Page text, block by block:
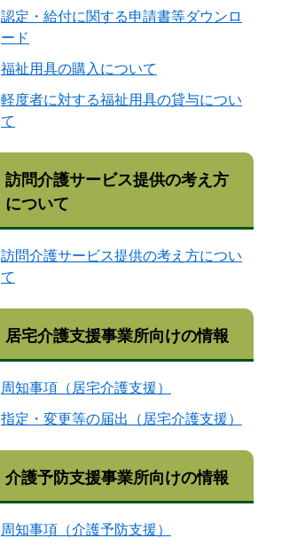
認定・給付に関する申請書等ダウンロ
ード
福祉用具の購入について
軽度者に対する福祉用具の貸与につい
て
訪問介護サービス提供の考え方
について
訪問介護サービス提供の考え方につい
て
居宅介護支援事業所向けの情報
周知事項（居宅介護支援）
指定・変更等の届出（居宅介護支援）
介護予防支援事業所向けの情報
周知事項（介護予防支援）